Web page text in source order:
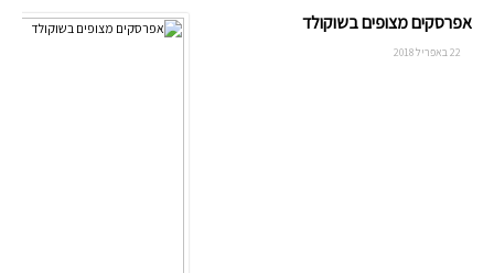
אפרסקים מצופים בשוקולד
22 באפריל 2018